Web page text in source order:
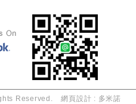
Facebook 粉絲團
Reserved. 網頁設計 : 多米諾